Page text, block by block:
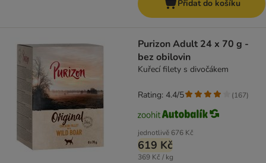
Přidat do košíku
Purizon Adult 24 x 70 g -
bez obilovin
Kuřecí filety s divočákem
jednotlivě 676 Kč
619 Kč
369 Kč / kg
Rating: 4.4/5 (167)